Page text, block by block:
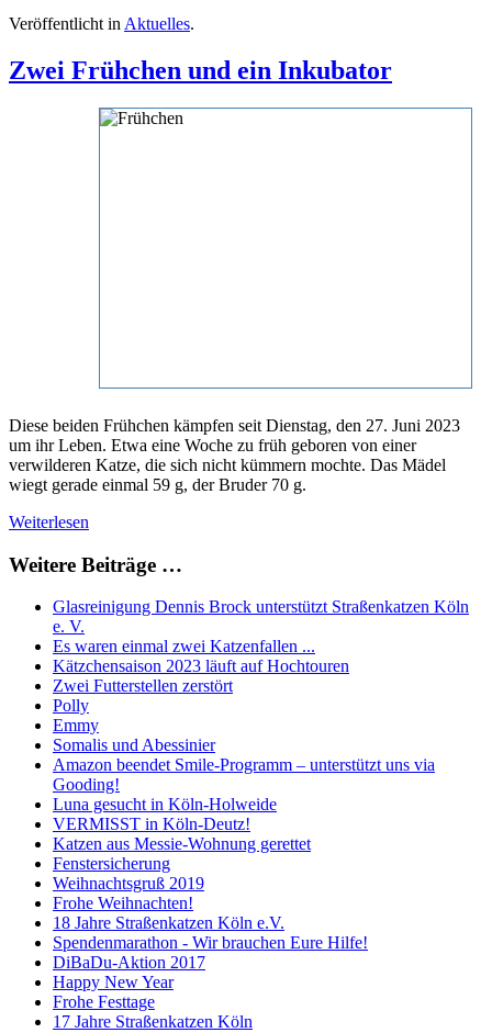
Veröffentlicht in Aktuelles.
Zwei Frühchen und ein Inkubator
Diese beiden Frühchen kämpfen seit Dienstag, den 27. Juni 2023
um ihr Leben. Etwa eine Woche zu früh geboren von einer
verwilderen Katze, die sich nicht kümmern mochte. Das Mädel
wiegt gerade einmal 59 g, der Bruder 70 g.
Weiterlesen
Weitere Beiträge …
Glasreinigung Dennis Brock unterstützt Straßenkatzen Köln
e. V.
Es waren einmal zwei Katzenfallen ...
Kätzchensaison 2023 läuft auf Hochtouren
Zwei Futterstellen zerstört
Polly
Emmy
Somalis und Abessinier
Amazon beendet Smile-Programm – unterstützt uns via
Gooding!
Luna gesucht in Köln-Holweide
VERMISST in Köln-Deutz!
Katzen aus Messie-Wohnung gerettet
Fenstersicherung
Weihnachtsgruß 2019
Frohe Weihnachten!
18 Jahre Straßenkatzen Köln e.V.
Spendenmarathon - Wir brauchen Eure Hilfe!
DiBaDu-Aktion 2017
Happy New Year
Frohe Festtage
17 Jahre Straßenkatzen Köln